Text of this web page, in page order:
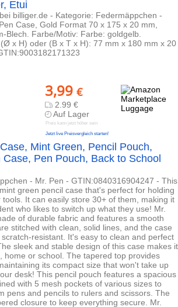
Etui
billiger.de - Kategorie: Federmäppchen -
Case, Gold Format 70 x 175 x 20 mm,
Blech. Farbe/Motiv: Farbe: goldgelb.
x H) oder (B x T x H): 77 mm x 180 mm x 20
3,99 €
2.99 €
Auf Lager
Preis kann jetzt höher sein
Jetzt live Preisvergleich starten!
Mint Green, Pencil Pouch,
Pen Pouch, Back to School
- Mr. Pen - GTIN:0840316904247 - This
green pencil case that's perfect for holding
It can easily store 30+ of them, making it
who likes to switch up what they use! Mr.
of durable fabric and features a smooth
stitched with clean, solid lines, and the case
resistant. It's easy to clean and perfect
sleek and stable design of this case makes it
home or school. The tapered top provides
its compact size that won't take up
desk! This pencil pouch features a spacious
with 5 mesh pockets of various sizes to
pens and pencils to rulers and scissors. The
closure to keep everything secure. Mr.